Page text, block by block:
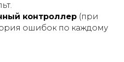
контроллер (при
ошибок по каждому